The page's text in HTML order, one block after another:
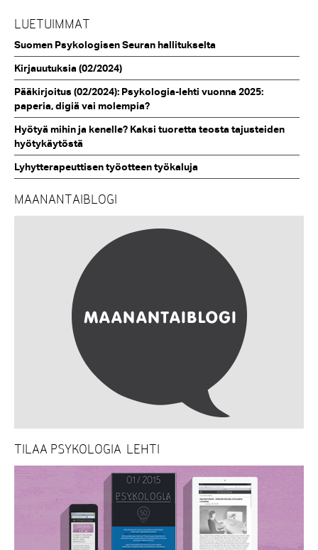
LUETUIMMAT
Suomen Psykologisen Seuran hallitukselta
Kirjauutuksia (02/2024)
Pääkirjoitus (02/2024): Psykologia-lehti vuonna 2025:
paperia, digiä vai molempia?
Hyötyä mihin ja kenelle? Kaksi tuoretta teosta tajusteiden
hyötykäytöstä
Lyhytterapeuttisen työotteen työkaluja
MAANANTAIBLOGI
TILAA PSYKOLOGIA-LEHTI